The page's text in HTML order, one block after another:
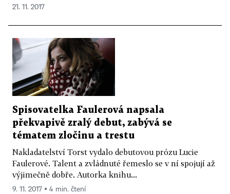
21. 11. 2017
Spisovatelka Faulerová napsala
překvapivě zralý debut, zabývá se
tématem zločinu a trestu
Nakladatelství Torst vydalo debutovou prózu Lucie
Faulerové. Talent a zvládnuté řemeslo se v ní spojují až
výjimečně dobře. Autorka knihu...
9. 11. 2017 ▪ 4 min. čtení